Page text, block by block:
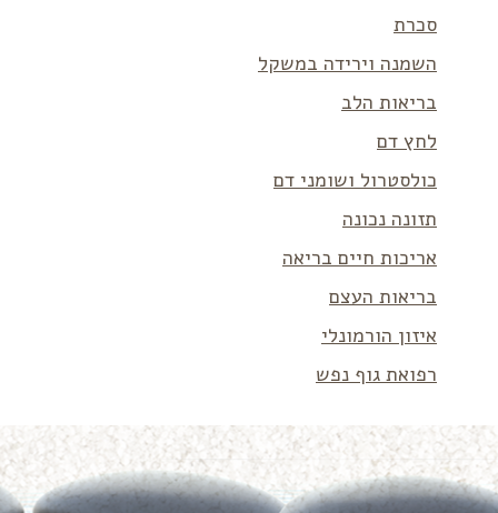
סכרת
השמנה וירידה במשקל
בריאות הלב
לחץ דם
כולסטרול ושומני דם
תזונה נכונה
אריכות חיים בריאה
בריאות העצם
איזון הורמונלי
רפואת גוף נפש